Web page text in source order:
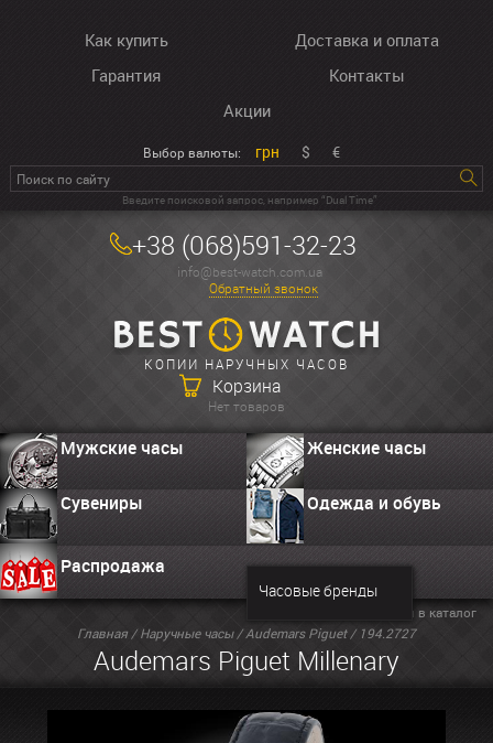
Как купить
Доставка и оплата
Гарантия
Контакты
Акции
Выбор валюты: грн $ €
Введите поисковой запрос, например “Dual Time”
+38 (068)591-32-23
info@best-watch.com.ua
Обратный звонок
КОПИИ НАРУЧНЫХ ЧАСОВ
Корзина
Нет товаров
Мужские часы Женские часы
Сувениры Одежда и обувь
Распродажа
Часовые бренды
Главная /Наручные часы/Audemars Piguet/ 194.2727
Audemars Piguet Millenary
Вернуться в каталог